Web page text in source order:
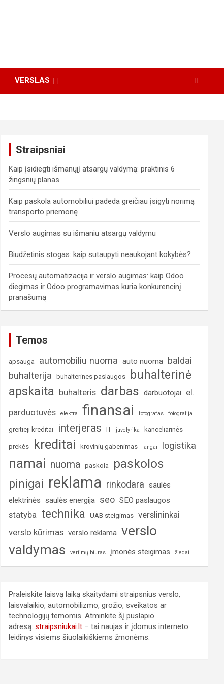
VERSLAS
Straipsniai
Kaip įsidiegti išmanųjį atsargų valdymą: praktinis 6
žingsnių planas
Kaip paskola automobiliui padeda greičiau įsigyti norimą
transporto priemonę
Verslo augimas su išmaniu atsargų valdymu
Biudžetinis stogas: kaip sutaupyti neaukojant kokybės?
Procesų automatizacija ir verslo augimas: kaip Odoo
diegimas ir Odoo programavimas kuria konkurencinį
pranašumą
Temos
apsauga automobiliu nuoma auto nuoma
baldai
buhalterija
buhalterines paslaugos
buhalterinė
apskaita buhalteris darbas darbuotojai el.
parduotuvės elektra finansai fotografas fotografija
greitieji kreditai interjeras IT juvelyrika kanceliarinės
prekės kreditai krovinių gabenimas langai logistika
namai nuoma paskola paskolos
pinigai reklama rinkodara
saulės
elektrinės
saulės energija seo SEO paslaugos
statyba technika UAB steigimas
verslininkai
verslo kūrimas verslo reklama verslo
valdymas
vertimų biuras įmonės steigimas žiedai
Praleiskite laisvą laiką skaitydami straipsnius verslo,
laisvalaikio, automobilizmo, grožio, sveikatos ar
technologijų temomis. Atminkite šį puslapio
adresą:straipsniukai.lt – tai naujas ir įdomus interneto
leidinys visiems šiuolaikiškiems žmonėms.